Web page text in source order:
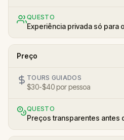
QUESTO
Experiência privada só para
Preço
TOURS GUIADOS
$30-$40 por pessoa
QUESTO
Preços transparentes antes